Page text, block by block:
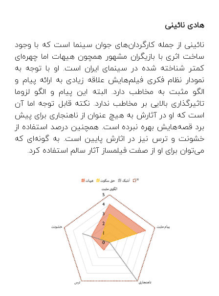
هادی نائینی
نائینی از جمله کارگردان‌های جوان سینما است که با وجود
ساخت اثری با بازیگران مشهور همچون هیهات اما چهره‌ای
کمتر شناخته شده در سینمای ایران است. او با توجه به
نمودار نظام فکری فیلم‌هایش علاقه زیادی به ارائه پیام و
الگو مثبت به مخاطب دارد. البته این پیام و الگو لزوما
تاثیرگذاری بالایی بر مخاطب ندارد. نکته قابل توجه اما آن
است که او در آثارش به هیچ عنوان از ناهنجاری برای پیش
برد قصه‌هایش بهره نبرده است. همچنین درصد استفاده از
خشونت و ترس نیز در اثارش پایین است. به گونه‌ای که
می‌توان برای او از صفت فیلمساز آثار سالم استفاده کرد.